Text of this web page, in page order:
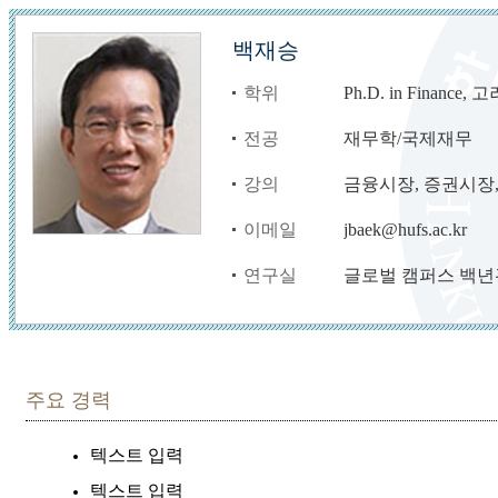
백재승
학위 Ph.D. in Finance, 고
전공 재무학/국제재무
강의 금융시장, 증권시
이메일 jbaek@hufs.ac.kr
연구실 글로벌 캠퍼스 백년
주요 경력
텍스트 입력
텍스트 입력